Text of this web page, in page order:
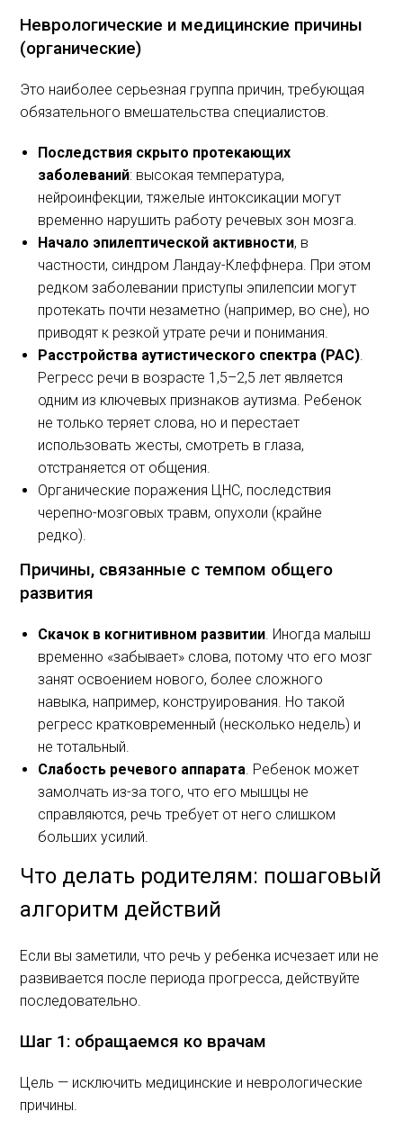
Неврологические и медицинские причины
(органические)
Это наиболее серьезная группа причин, требующая
обязательного вмешательства специалистов.
Последствия скрыто протекающих
заболеваний: высокая температура,
нейроинфекции, тяжелые интоксикации могут
временно нарушить работу речевых зон мозга.
Начало эпилептической активности, в
частности, синдром Ландау-Клеффнера. При этом
редком заболевании приступы эпилепсии могут
протекать почти незаметно (например, во сне), но
приводят к резкой утрате речи и понимания.
Расстройства аутистического спектра (РАС).
Регресс речи в возрасте 1,5–2,5 лет является
одним из ключевых признаков аутизма. Ребенок
не только теряет слова, но и перестает
использовать жесты, смотреть в глаза,
отстраняется от общения.
Органические поражения ЦНС, последствия
черепно-мозговых травм, опухоли (крайне
редко).
Причины, связанные с темпом общего
развития
Скачок в когнитивном развитии. Иногда малыш
временно «забывает» слова, потому что его мозг
занят освоением нового, более сложного
навыка, например, конструирования. Но такой
регресс кратковременный (несколько недель) и
не тотальный.
Слабость речевого аппарата. Ребенок может
замолчать из-за того, что его мышцы не
справляются, речь требует от него слишком
больших усилий.
Что делать родителям: пошаговый
алгоритм действий
Если вы заметили, что речь у ребенка исчезает или не
развивается после периода прогресса, действуйте
последовательно.
Шаг 1: обращаемся ко врачам
Цель — исключить медицинские и неврологические
причины.